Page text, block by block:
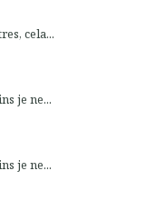
cela...
je ne...
je ne...